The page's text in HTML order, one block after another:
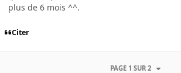
plus de 6 mois ^^.
Citer
PAGE 1 SUR 2